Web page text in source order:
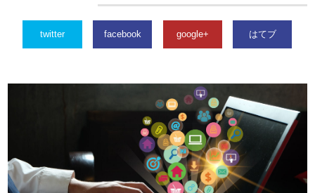
twitter facebook google+ はてブ